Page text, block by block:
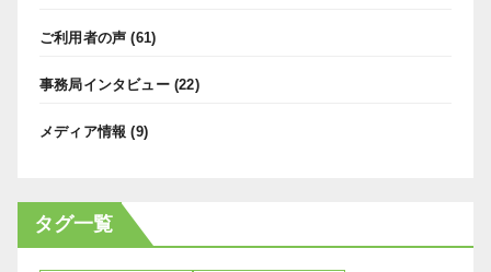
ご利用者の声 (61)
事務局インタビュー(22)
メディア情報 (9)
タグ一覧